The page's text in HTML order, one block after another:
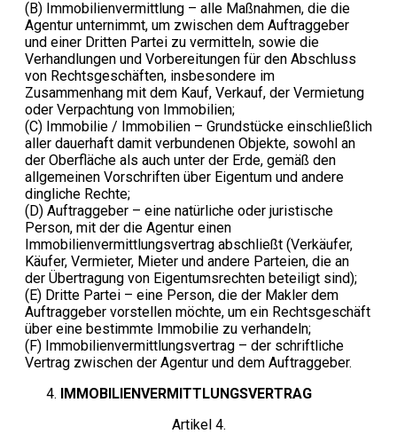
(B) Immobilienvermittlung – alle Maßnahmen, die die
Agentur unternimmt, um zwischen dem Auftraggeber
und einer Dritten Partei zu vermitteln, sowie die
Verhandlungen und Vorbereitungen für den Abschluss
von Rechtsgeschäften, insbesondere im
Zusammenhang mit dem Kauf, Verkauf, der Vermietung
oder Verpachtung von Immobilien;
(C) Immobilie / Immobilien – Grundstücke einschließlich
aller dauerhaft damit verbundenen Objekte, sowohl an
der Oberfläche als auch unter der Erde, gemäß den
allgemeinen Vorschriften über Eigentum und andere
dingliche Rechte;
(D) Auftraggeber – eine natürliche oder juristische
Person, mit der die Agentur einen
Immobilienvermittlungsvertrag abschließt (Verkäufer,
Käufer, Vermieter, Mieter und andere Parteien, die an
der Übertragung von Eigentumsrechten beteiligt sind);
(E) Dritte Partei – eine Person, die der Makler dem
Auftraggeber vorstellen möchte, um ein Rechtsgeschäft
über eine bestimmte Immobilie zu verhandeln;
(F) Immobilienvermittlungsvertrag – der schriftliche
Vertrag zwischen der Agentur und dem Auftraggeber.
IMMOBILIENVERMITTLUNGSVERTRAG
Artikel 4.